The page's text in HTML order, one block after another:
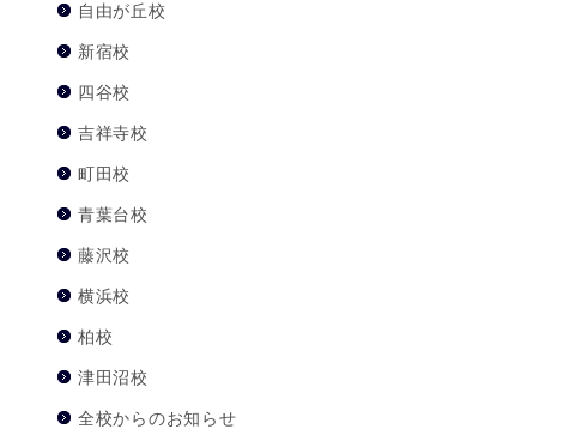
自由が丘校
新宿校
四谷校
吉祥寺校
町田校
青葉台校
藤沢校
横浜校
柏校
津田沼校
全校からのお知らせ